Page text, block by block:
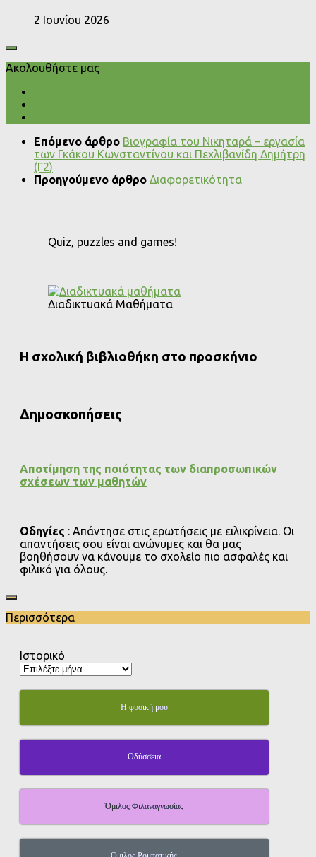
2 Ιουνίου 2026
Ακολουθήστε μας
Επόμενο άρθρο Βιογραφία του Νικηταρά – εργασία
των Γκάκου Κωνσταντίνου και Πεχλιβανίδη Δημήτρη
(Γ2)
Προηγούμενο άρθρο Διαφορετικότητα
Quiz, puzzles and games!
Διαδικτυακά Μαθήματα
Η σχολική βιβλιοθήκη στο προσκήνιο
Δημοσκοπήσεις
Αποτίμηση της ποιότητας των διαπροσωπικών
σχέσεων των μαθητών
Οδηγίες : Απάντησε στις ερωτήσεις με ειλικρίνεια. Οι
απαντήσεις σου είναι ανώνυμες και θα μας
βοηθήσουν να κάνουμε το σχολείο πιο ασφαλές και
φιλικό για όλους.
Περισσότερα
Ιστορικό
Η φυσική μου
Οδύσσεια
Όμιλος Φιλαναγνωσίας